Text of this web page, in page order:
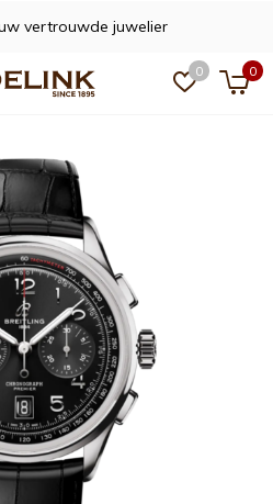
0 0
vertrouwde juwelier